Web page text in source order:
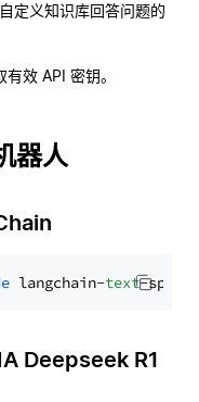
定义知识库回答问题的
效 API 密钥。
器人
langchain-text
Deepseek R1